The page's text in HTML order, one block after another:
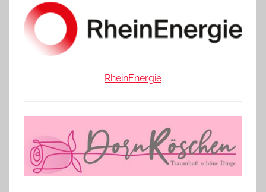
RheinEnergie